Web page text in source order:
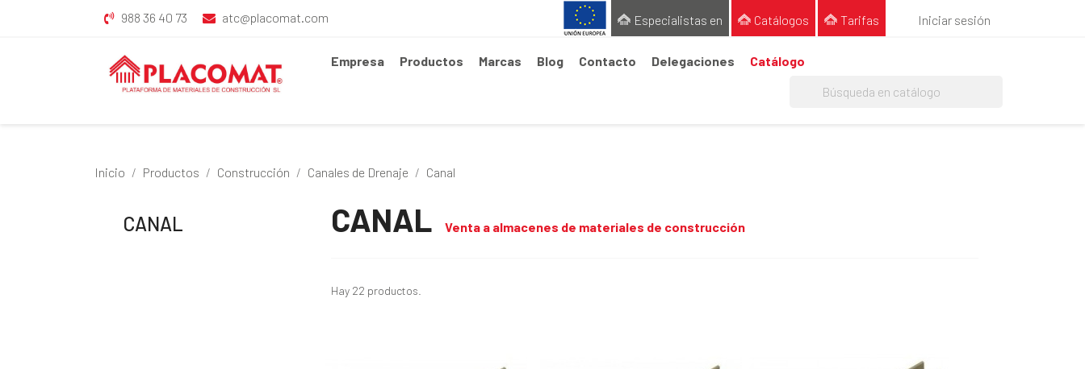
988 36 40 73 atc@placomat.com Especialistas en Catálogos Tarifas Iniciar sesión
Empresa Productos Marcas Blog Contacto Delegaciones Catálogo
Inicio Productos Construcción Canales de Drenaje Canal
CANAL CANAL Venta a almacenes de materiales de construcción
Hay 22 productos.